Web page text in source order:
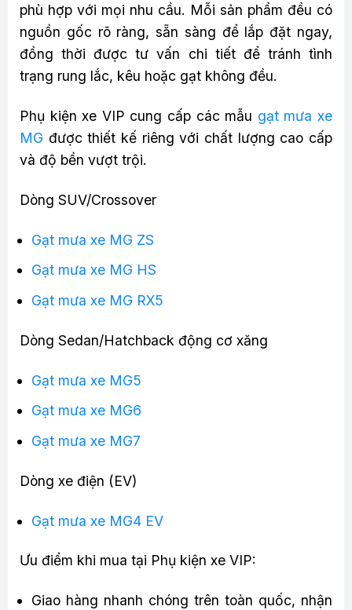
phù hợp với mọi nhu cầu. Mỗi sản phẩm đều có
nguồn gốc rõ ràng, sẵn sàng để lắp đặt ngay,
đồng thời được tư vấn chi tiết để tránh tình
trạng rung lắc, kêu hoặc gạt không đều.
Phụ kiện xe VIP cung cấp các mẫu gạt mưa xe
MG được thiết kế riêng với chất lượng cao cấp
và độ bền vượt trội.
Dòng SUV/Crossover
Gạt mưa xe MG ZS
Gạt mưa xe MG HS
Gạt mưa xe MG RX5
Dòng Sedan/Hatchback động cơ xăng
Gạt mưa xe MG5
Gạt mưa xe MG6
Gạt mưa xe MG7
Dòng xe điện (EV)
Gạt mưa xe MG4 EV
Ưu điểm khi mua tại Phụ kiện xe VIP:
Giao hàng nhanh chóng trên toàn quốc, nhận